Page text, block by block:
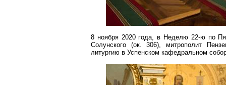
8 ноября 2020 года, в Неделю 22-ю по
Солунского (ок. 306), митрополит
литургию в Успенском кафедральном